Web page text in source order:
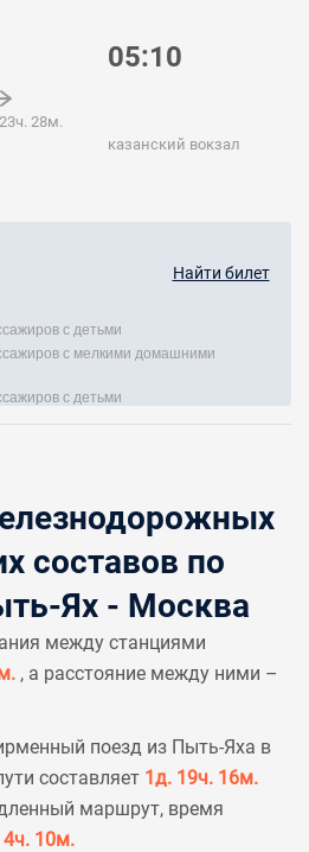
28м.
05:10
казанский вокзал
Найти билет
с детьми
с мелкими домашними
с детьми
составов по
Ях - Москва
между станциями
, а расстояние между ними –
поезд из Пыть-Яха в
составляет 1д. 19ч. 16м.
маршрут, время
10м.